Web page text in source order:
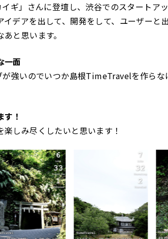
ギ」さんに登壇し、渋谷でのスタートア
イデアを出して、開発をして、ユーザーと
と思います。
一面
強いのでいつか島根TimeTravelを作ら
！
しみ尽くしたいと思います！